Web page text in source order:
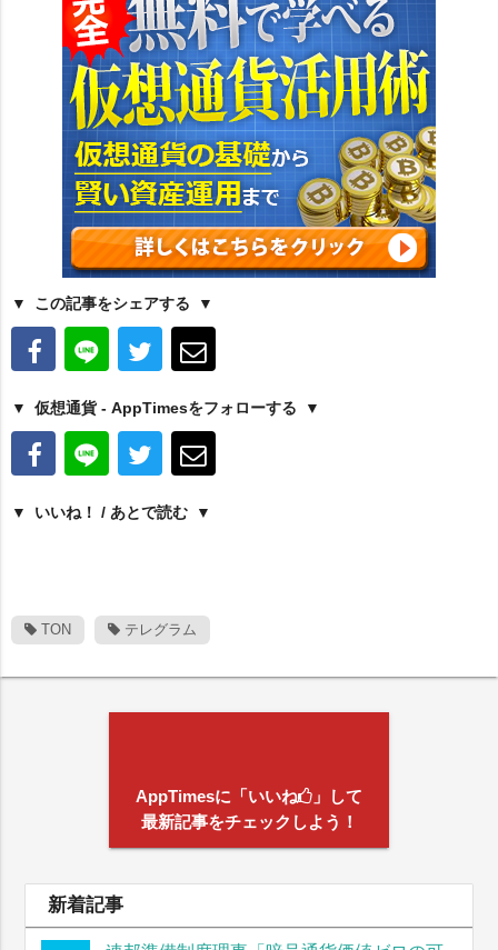
この記事をシェアする
仮想通貨 - AppTimesをフォローする
いいね！ / あとで読む
TON テレグラム
AppTimesに「いいね
」して
最新記事をチェックしよう！
新着記事